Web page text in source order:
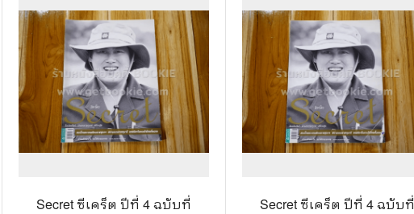
Secret ซีเคร็ต ปีที่ 4 ฉบับที่
Secret ซีเคร็ต ปีที่ 4 ฉบับที่
👨‍❤️‍👨 การ์ตูนวาย การ์ตูนยูริ
🕰️ การ์ตูนยุคเก่า
❤️ รัก โรแมนติก
🎭 ดราม่า ชีวิต เรื่องจริง
💀 ผี สยองขวัญ ระทึกขวัญ
🎻 การ์ตูนดนตรี
⛪ ศาสนา
🏙️ การเมือง
⚽ กีฬา
🎞️ ภาพยนตร์
โมเดล
👙 เซ็กซี่